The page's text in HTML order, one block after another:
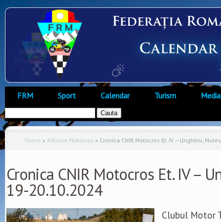
FRM Sport Calendar Turism Media
Home » Articole Motocros » Cronica CNIR Motocros Et. IV – Ungheni,
Cronica CNIR Motocros Et. IV –
19-20.10.2024
Clubul Motor